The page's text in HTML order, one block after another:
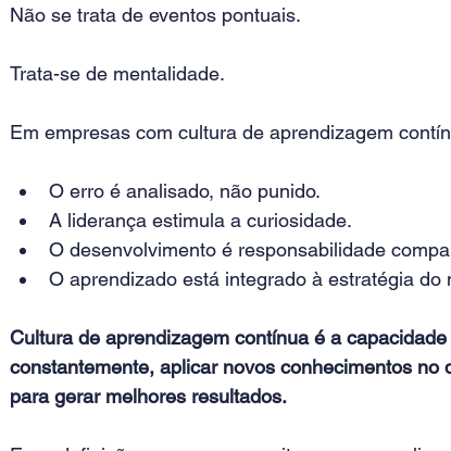
Não se trata de eventos pontuais.
Trata-se de mentalidade.
Em empresas com cultura de aprendizagem
O erro é analisado, não punido.
A liderança estimula a curiosidade.
O desenvolvimento é responsabilidade
O aprendizado está integrado à estratégia do
Cultura de aprendizagem contínua é a
constantemente, aplicar novos conhecimentos
para gerar melhores resultados.